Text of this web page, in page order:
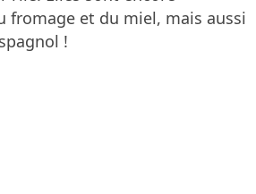
fromage et du miel, mais aussi
!